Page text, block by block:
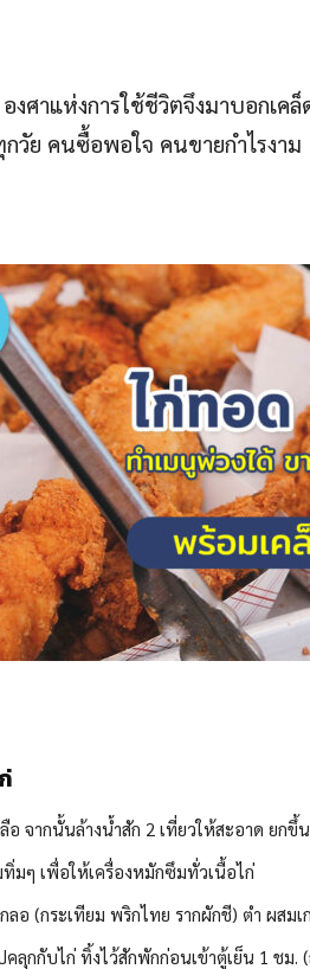
งศาแห่งการใช้ชีวิตจึงมาบอกเ
วัย คนซื้อพอใจ คนขายกำไรงาม
อ จากนั้นล้างน้ำสัก 2 เที่ยวให้สะอาด ยกขึ้
มๆ เพื่อให้เครื่องหมักซึมทั่วเนื้อไก่
ลอ (กระเทียม พริกไทย รากผักชี) ตำ ผสม
ลุกกับไก่ ทิ้งไว้สักพักก่อนเข้าตู้เย็น 1 ชม.